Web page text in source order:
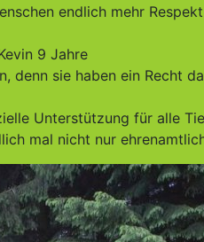
endlich mehr
9 Jahre
denn sie haben ein Recht
Unterstützung für alle
mal nicht nur